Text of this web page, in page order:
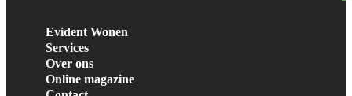
Evident Wonen
Services
Over ons
Online magazine